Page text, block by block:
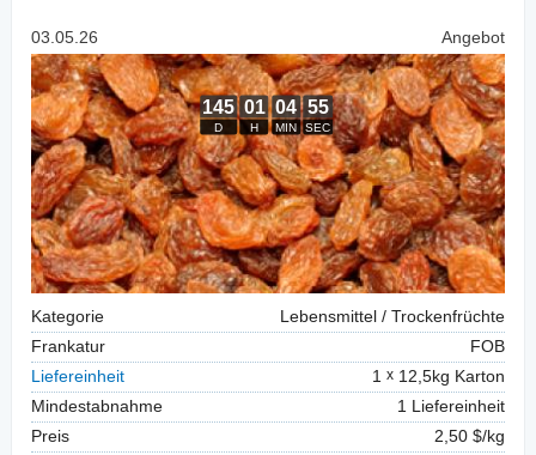
03.05.26 Angebot
Kategorie
Lebensmittel / Trockenfrüchte
Frankatur
FOB
Liefereinheit
1
12,5kg Karton
Mindestabnahme
1 Liefereinheit
Preis
2,50 $/kg